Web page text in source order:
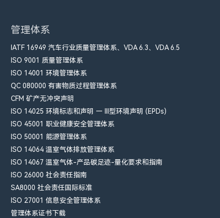
管理体系
IATF 16949 汽车行业质量管理体系、VDA 6.3、VDA 6.5
ISO 9001 质量管理体系
ISO 14001 环境管理体系
QC 080000 有害物质过程管理体系
CFM​ 矿产无冲突声明
ISO 14025 环境标志和声明 — III型环境声明 (EPDs)
ISO 45001 职业健康安全管理体系
ISO 50001 能源管理体系
ISO 14064 温室气体排放管理体系
ISO 14067 温室气体-产品碳足迹-量化要求和指南
ISO 26000 社会责任指南
SA8000 社会责任国际标准
ISO 27001 信息安全管理体系
管理体系证书下载